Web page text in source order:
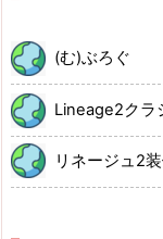
(む)ぶろぐ
Lineage2クラ
リネージュ2